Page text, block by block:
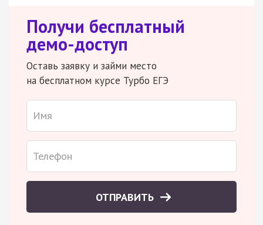
Получи бесплатный
демо-доступ
Оставь заявку и займи место
на бесплатном курсе Турбо ЕГЭ
ОТПРАВИТЬ